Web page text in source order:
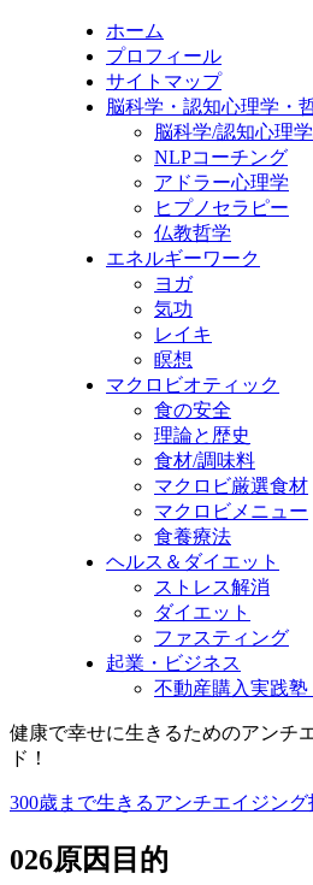
ホーム
プロフィール
サイトマップ
脳科学・認知心理学・
脳科学/認知心理
NLPコーチング
アドラー心理学
ヒプノセラピー
仏教哲学
エネルギーワーク
ヨガ
気功
レイキ
瞑想
マクロビオティック
食の安全
理論と歴史
食材/調味料
マクロビ厳選食材
マクロビメニュー
食養療法
ヘルス＆ダイエット
ストレス解消
ダイエット
ファスティング
起業・ビジネス
不動産購入実践塾
健康で幸せに生きるためのアンチ
ド！
300歳まで生きるアンチエイジング
026原因目的